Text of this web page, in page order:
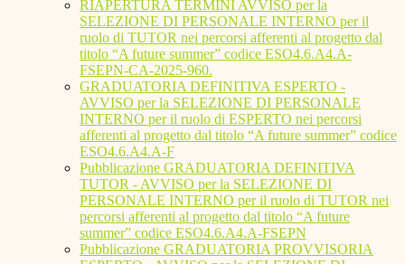
RIAPERTURA TERMINI AVVISO per la
SELEZIONE DI PERSONALE INTERNO per il
ruolo di TUTOR nei percorsi afferenti al progetto dal
titolo “A future summer” codice ESO4.6.A4.A-
FSEPN-CA-2025-960.
GRADUATORIA DEFINITIVA ESPERTO -
AVVISO per la SELEZIONE DI PERSONALE
INTERNO per il ruolo di ESPERTO nei percorsi
afferenti al progetto dal titolo “A future summer” codice
ESO4.6.A4.A-F
Pubblicazione GRADUATORIA DEFINITIVA
TUTOR - AVVISO per la SELEZIONE DI
PERSONALE INTERNO per il ruolo di TUTOR nei
percorsi afferenti al progetto dal titolo “A future
summer” codice ESO4.6.A4.A-FSEPN
Pubblicazione GRADUATORIA PROVVISORIA